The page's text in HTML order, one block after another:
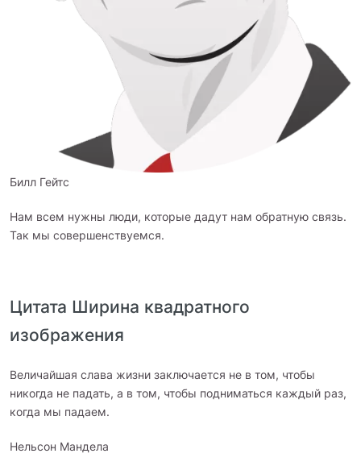
Билл Гейтс
Нам всем нужны люди, которые дадут нам обратную связь.
Так мы совершенствуемся.
Цитата Ширина квадратного
изображения
Величайшая слава жизни заключается не в том, чтобы
никогда не падать, а в том, чтобы подниматься каждый раз,
когда мы падаем.
Нельсон Мандела